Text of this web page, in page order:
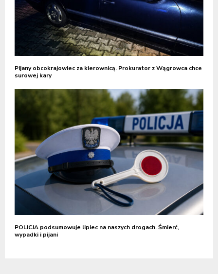
Pijany obcokrajowiec za kierownicą. Prokurator z Wągrowca chce
surowej kary
POLICJA podsumowuje lipiec na naszych drogach. Śmierć,
wypadki i pijani